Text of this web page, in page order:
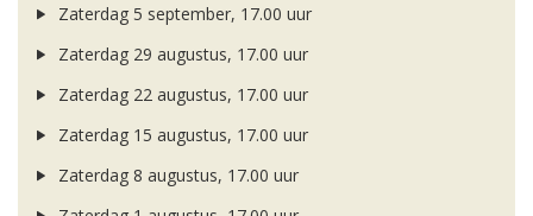
Zaterdag 5 september, 17.00 uur
Zaterdag 29 augustus, 17.00 uur
Zaterdag 22 augustus, 17.00 uur
Zaterdag 15 augustus, 17.00 uur
Zaterdag 8 augustus, 17.00 uur